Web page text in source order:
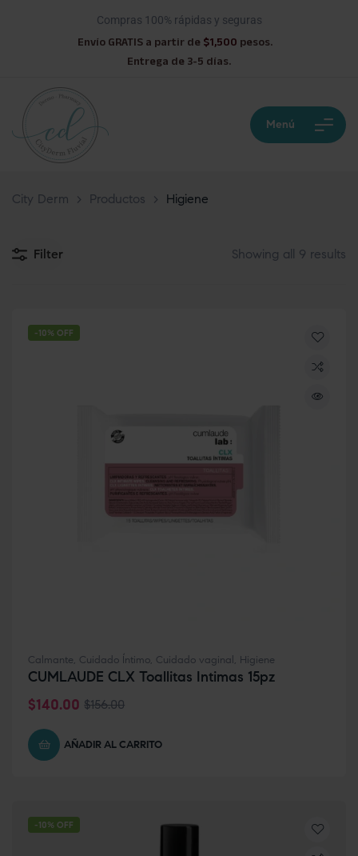
Compras 100% rápidas y seguras
Envío GRATIS a partir de $1,500 pesos.
Entrega de 3-5 días.
Menú
City Derm > Productos > Higiene
Filter Showing all 9 results
-10% OFF
Calmante, Cuidado Íntimo, Cuidado vaginal , Higiene
CUMLAUDE CLX Toallitas Intimas 15pz
$156.00
$140.00
AÑADIR AL CARRITO
-10% OFF